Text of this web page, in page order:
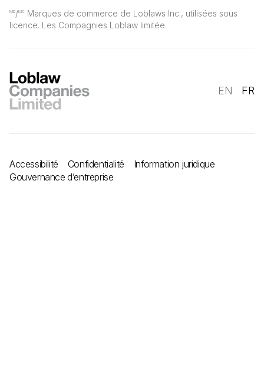
MD/MC Marques de commerce de Loblaws Inc., utilisées sous
licence. Les Compagnies Loblaw limitée.
EN FR
Accessibilité Confidentialité
Information juridique
Gouvernance d’entreprise